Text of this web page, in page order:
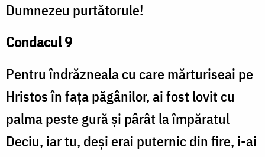
Dumnezeu purtătorule!
Condacul 9
Pentru îndrăzneala cu care mărturiseai pe
Hristos în fața păgânilor, ai fost lovit cu
palma peste gură și pârât la împăratul
Deciu, iar tu, deși erai puternic din fire, i-ai